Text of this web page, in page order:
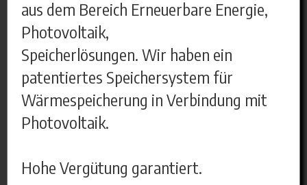
aus dem Bereich Erneuerbare Energie,
Photovoltaik,
Speicherlösungen. Wir haben ein
patentiertes Speichersystem für
Wärmespeicherung in Verbindung mit
Photovoltaik.
Hohe Vergütung garantiert.